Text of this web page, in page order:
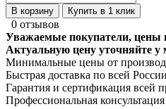
В корзину Купить в 1 клик
0 отзывов
Уважаемые покупатели, цены
Актуальную цену уточняйте у
Минимальные цены от
Быстрая доставка по всей России
Гарантия и сертификация всей
Профессиональная